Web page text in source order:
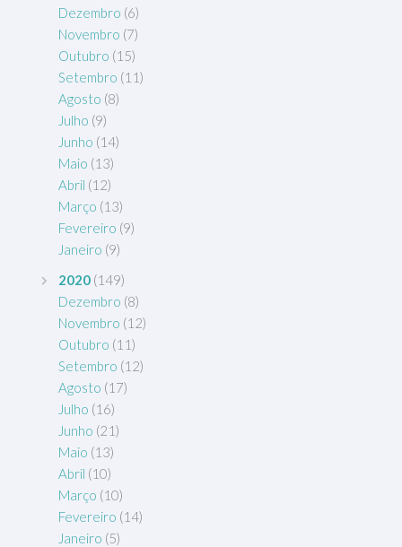
Dezembro (6)
Novembro (7)
Outubro (15)
Setembro (11)
Agosto (8)
Julho (9)
Junho (14)
Maio (13)
Abril (12)
Março (13)
Fevereiro (9)
Janeiro (9)
2020 (149)
Dezembro (8)
Novembro (12)
Outubro (11)
Setembro (12)
Agosto (17)
Julho (16)
Junho (21)
Maio (13)
Abril (10)
Março (10)
Fevereiro (14)
Janeiro (5)